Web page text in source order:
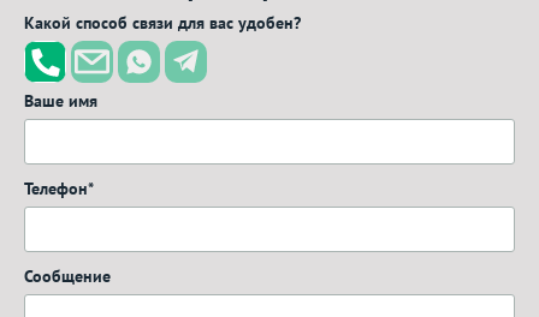
Какой способ связи для вас удобен?
Ваше имя
Телефон*
Сообщение